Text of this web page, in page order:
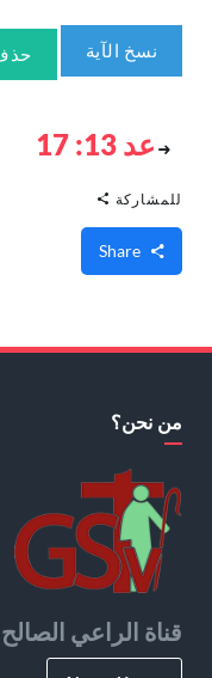
نسخ الآية
عد 13: 17
للمشاركة
من نحن؟
قناة الراعي الصالح